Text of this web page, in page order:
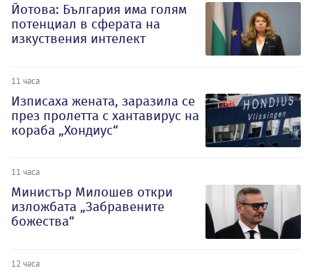
Йотова: България има голям
потенциал в сферата на
изкуствения интелект
11 часа
Изписаха жената, заразила се
през пролетта с хантавирус на
кораба „Хондиус“
11 часа
Министър Милошев откри
изложбата „Забравените
божества“
12 часа